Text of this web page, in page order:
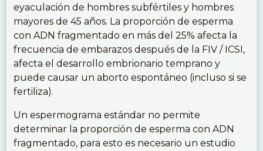
eyaculación de hombres subfértiles y hombres
mayores de 45 años. La proporción de esperma
con ADN fragmentado en más del 25% afecta la
frecuencia de embarazos después de la FIV / ICSI,
afecta el desarrollo embrionario temprano y
puede causar un aborto espontáneo (incluso si se
fertiliza).
Un espermograma estándar no permite
determinar la proporción de esperma con ADN
fragmentado, para esto es necesario un estudio